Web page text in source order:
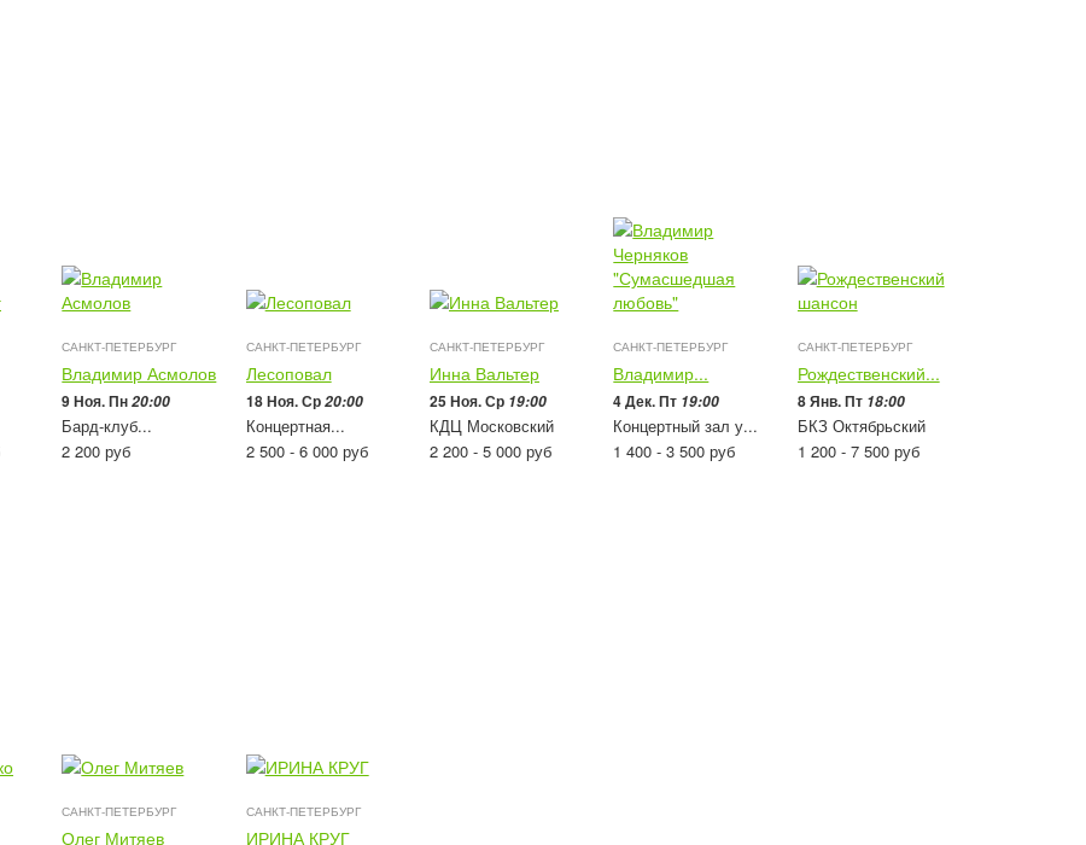
САНКТ-ПЕТЕРБУРГ
Владимир Асмолов
9 Ноя. Пн20:00
Бард-клуб...
2 200руб
САНКТ-ПЕТЕРБУРГ
Лесоповал
18 Ноя. Ср20:00
Концертная...
2 500 - 6 000 руб
САНКТ-ПЕТЕРБУРГ
Инна Вальтер
25 Ноя. Ср 19:00
КДЦ Московский
2 200 - 5 000 руб
САНКТ-ПЕТЕРБУРГ
Владимир...
4 Дек. Пт 19:00
Концертный зал у...
1 400 - 3 500руб
САНКТ-ПЕТЕРБУРГ
Рождественский...
8 Янв. Пт 18:00
БКЗ Октябрьский
1 200 - 7 500 руб
САНКТ-ПЕТЕРБУРГ
Олег Митяев
САНКТ-ПЕТЕРБУРГ
ИРИНА КРУГ